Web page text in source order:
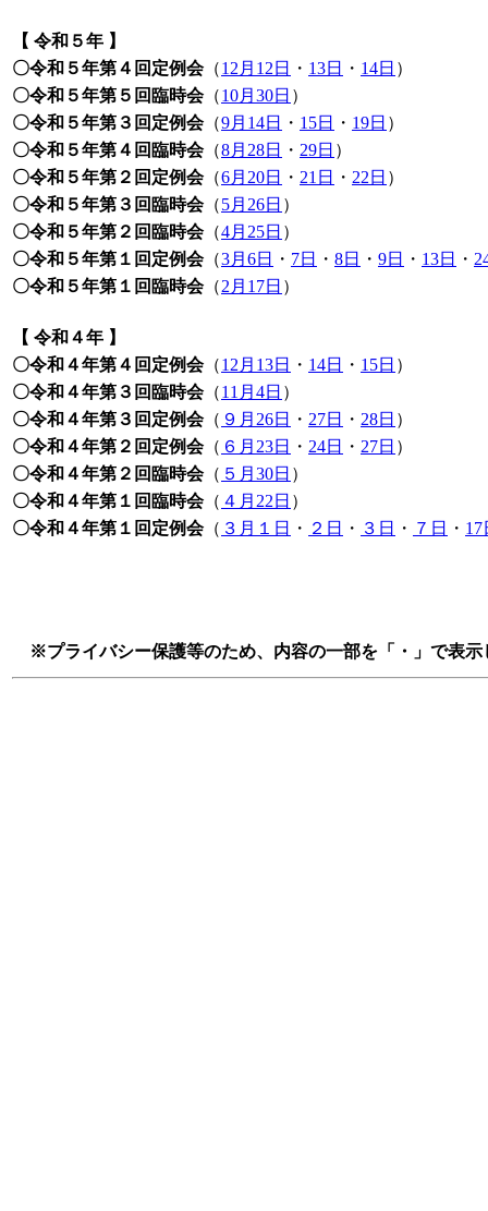
【 令和５年 】
〇令和５年第４回定例会（12月12日 ・ 13日 ・ 14日 ）
〇令和５年第５回臨時会（10月30日 ）
〇令和５年第３回定例会（9月14日 ・ 15日 ・ 19日 ）
〇令和５年第４回臨時会（8月28日 ・ 29日 ）
〇令和５年第２回定例会（6月20日 ・ 21日 ・ 22日 ）
〇令和５年第３回臨時会（5月26日 ）
〇令和５年第２回臨時会（4月25日 ）
〇令和５年第１回定例会（3月6日 ・ 7日 ・ 8日 ・ 9日 ・ 13日 ・
〇令和５年第１回臨時会（2月17日 ）
【 令和４年 】
〇令和４年第４回定例会（12月13日 ・ 14日 ・ 15日 ）
〇令和４年第３回臨時会（11月4日 ）
〇令和４年第３回定例会（ ９月26日 ・ 27日 ・ 28日 ）
〇令和４年第２回定例会（ ６月23日 ・ 24日 ・ 27日 ）
〇令和４年第２回臨時会（ ５月30日 ）
〇令和４年第１回臨時会（ ４月22日 ）
〇令和４年第１回定例会（ ３月１日 ・ ２日 ・ ３日 ・ ７日 ・ 17
※プライバシー保護等のため、内容の一部を「・」で表示